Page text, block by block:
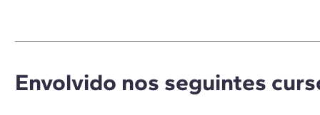
Envolvido nos seguintes